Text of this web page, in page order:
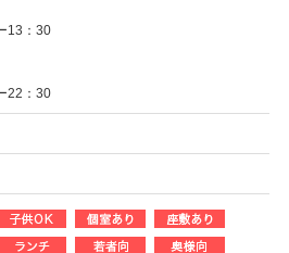
13：30
22：30